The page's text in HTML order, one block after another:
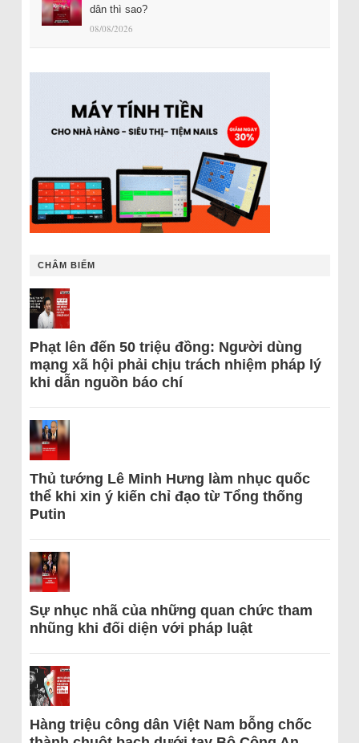
dân thì sao?
08/08/2026
CHÂM BIẾM
Phạt lên đến 50 triệu đồng: Người dùng
mạng xã hội phải chịu trách nhiệm pháp lý
khi dẫn nguồn báo chí
Thủ tướng Lê Minh Hưng làm nhục quốc
thể khi xin ý kiến chỉ đạo từ Tổng thống
Putin
Sự nhục nhã của những quan chức tham
nhũng khi đối diện với pháp luật
Hàng triệu công dân Việt Nam bỗng chốc